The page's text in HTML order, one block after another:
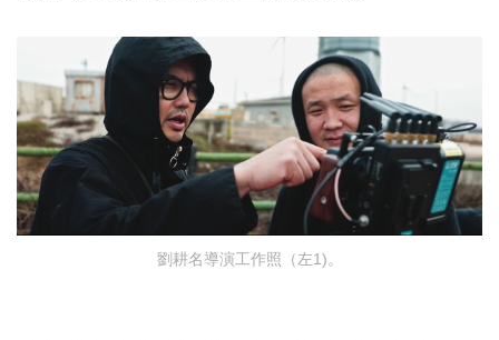
劉耕名導演工作照（左1)。